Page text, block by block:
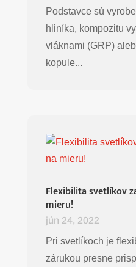
Podstavce sú
hliníka, kompozitu
vláknami (GRP)
kopule...
Flexibilita svetlíkov
mieru!
jún 24, 2022
Pri svetlíkoch je
zárukou presne